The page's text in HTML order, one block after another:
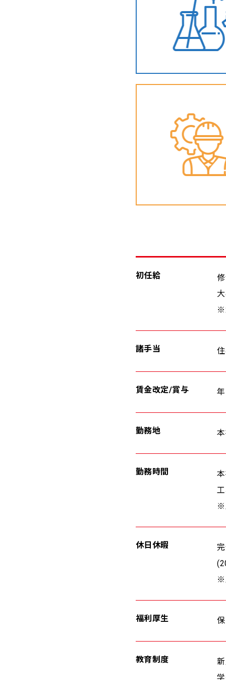
初任給
諸手当
賃金改定/賞与 年
勤務地
勤務時間
※
休日休暇
※
福利厚生
教育制度